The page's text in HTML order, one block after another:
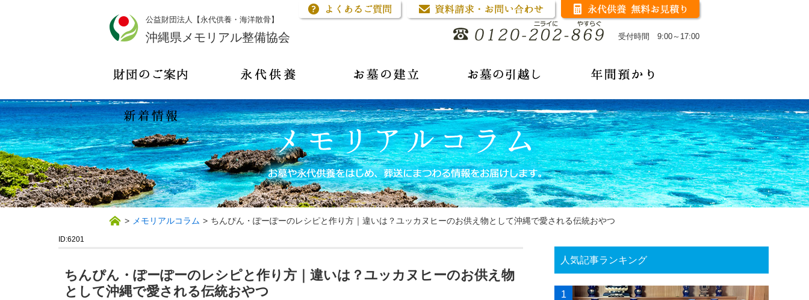
公益財団法人【永代供養・海洋散骨】
沖縄県メモリアル整備協会 受付時間 9:00～17:00
> メモリアルコラム > ちんぴん・ぽーぽーのレシピと作り方｜違いは？ユッカヌヒーのお供え物として沖縄で愛される伝統おやつ
ID:6201
ちんぴん・ぽーぽーのレシピと作り方｜違いは？ユッカヌヒーのお供え物
として沖縄で愛される伝統おやつ
人気記事ランキング